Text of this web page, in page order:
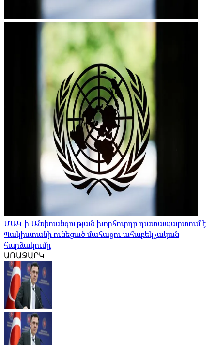
ՄԱԿ-ի Անվտանգության խորհուրդը դատապարտում է
Պակիստանի ունեցած մահացու ահաբեկչական
հարձակումը
ԱՌԱՋԱՐԿ